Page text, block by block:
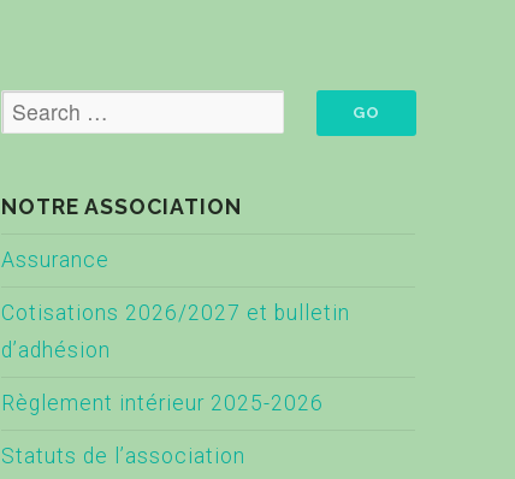
NOTRE ASSOCIATION
Assurance
Cotisations 2026/2027 et bulletin
d’adhésion
Règlement intérieur 2025-2026
Statuts de l’association